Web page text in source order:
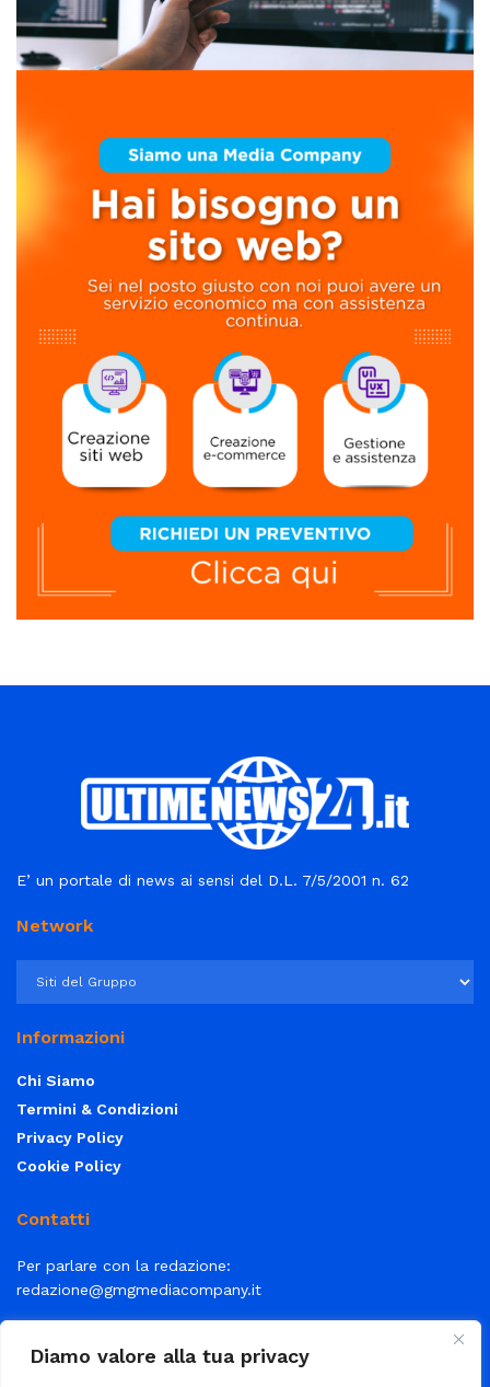
Diamo valore alla tua privacy
E’ un portale di news ai sensi del D.L. 7/5/2001 n. 62
Network
Informazioni
Chi Siamo
Termini & Condizioni
Privacy Policy
Cookie Policy
Contatti
Per parlare con la redazione:
redazione@gmgmediacompany.it